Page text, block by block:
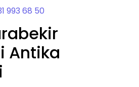
993 68 50
Antika